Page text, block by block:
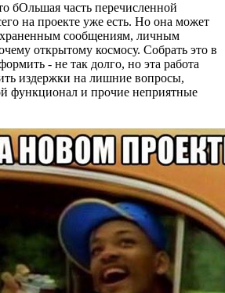
бОльшая часть перечисленной
на проекте уже есть. Но она может
сообщениям, личным
открытому космосу. Собрать это в
- не так долго, но эта работа
издержки на лишние вопросы,
функционал и прочие неприятные